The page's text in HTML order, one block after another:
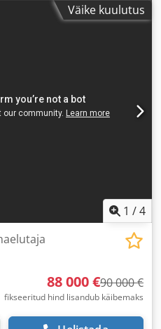
Väike kuulutus
1 /4
88 000 €90 000 €
fikseeritud hind lisandub käibemaks